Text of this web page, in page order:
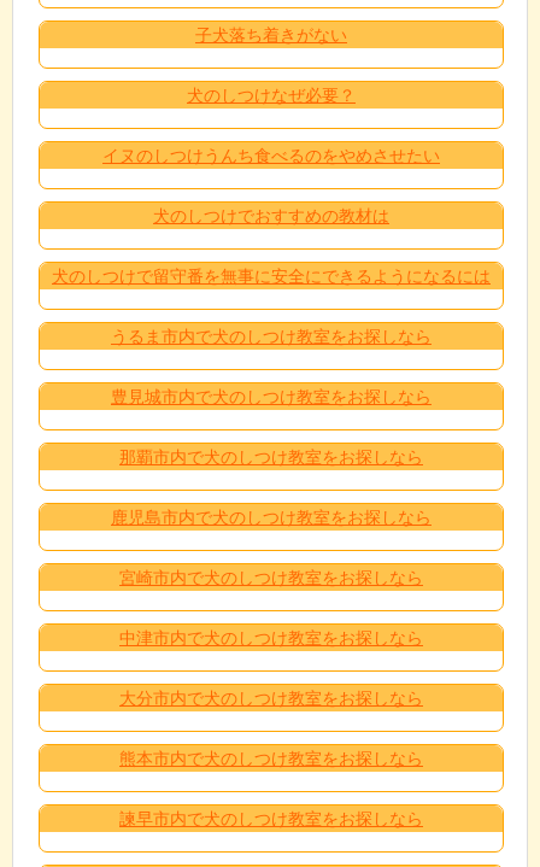
子犬落ち着きがない
犬のしつけなぜ必要？
イヌのしつけうんち食べるのをやめさせたい
犬のしつけでおすすめの教材は
犬のしつけで留守番を無事に安全にできるようになるには
うるま市内で犬のしつけ教室をお探しなら
豊見城市内で犬のしつけ教室をお探しなら
那覇市内で犬のしつけ教室をお探しなら
鹿児島市内で犬のしつけ教室をお探しなら
宮崎市内で犬のしつけ教室をお探しなら
中津市内で犬のしつけ教室をお探しなら
大分市内で犬のしつけ教室をお探しなら
熊本市内で犬のしつけ教室をお探しなら
諫早市内で犬のしつけ教室をお探しなら